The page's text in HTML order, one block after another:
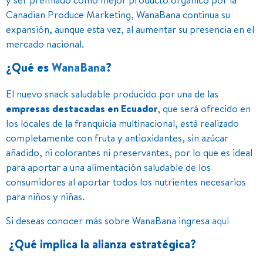
Canadian Produce Marketing, WanaBana continua su
expansión, aunque esta vez, al aumentar su presencia en el
mercado nacional.
¿Qué esWanaBana?
El nuevo snack saludable producido por una de las
empresas destacadas en Ecuador, que será ofrecido en
los locales de la franquicia multinacional, está realizado
completamente con fruta y antioxidantes, sin azúcar
añadido, ni colorantes ni preservantes, por lo que es ideal
para aportar a una alimentación saludable de los
consumidores al aportar todos los nutrientes necesarios
para niños y niñas.
Si deseas conocer más sobre WanaBana ingresa aquí
¿Qué implica la alianza estratégica?